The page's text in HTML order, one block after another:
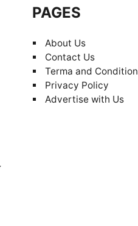
PAGES
About Us
Contact Us
Terma and Condition
Privacy Policy
Advertise with Us